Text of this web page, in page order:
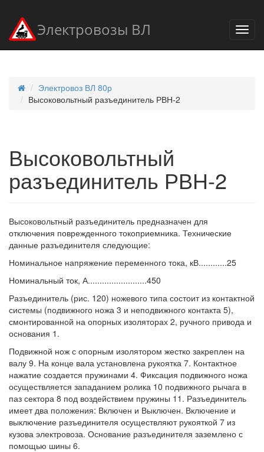
Электровозы ВЛ
Электровоз ВЛ 80р
Высоковольтный разъединитель РВН-2
Высоковольтный
разъединитель РВН-2
Высоковольтный разъединитель предназначен для
отключения поврежденного токоприемника. Технические
данные разъединителя следующие:
Номинальное напряжение переменного тока, кВ............25
Номинальный ток, А.........................450
Разъединитель (рис. 120) ножевого типа состоит из контактной
системы (подвижного ножа 3 и неподвижного контакта 5),
смонтированной на опорных изоляторах 2, ручного привода и
основания 1.
Подвижной нож с опорным изолятором жестко закреплен на
валу 9. На конце вала установлена рукоятка 7. Контактное
нажатие создается пружинами 4. Фиксация подвижного ножа
осуществляется западанием ролика 10 подвижного рычага в
паз сектора 8 под воздействием пружины 11. Разъединитель
имеет два положения: Включен и Выключен. Включение и
выключение разъединителя осуществляют рукояткой 7 из
кузова электровоза. Основание разъединителя заземлено с
помощью шины 6.